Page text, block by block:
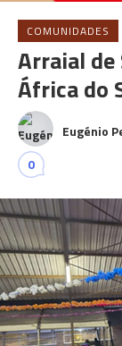
COMUNIDADES
Arraial de
África do
Eugénio
0